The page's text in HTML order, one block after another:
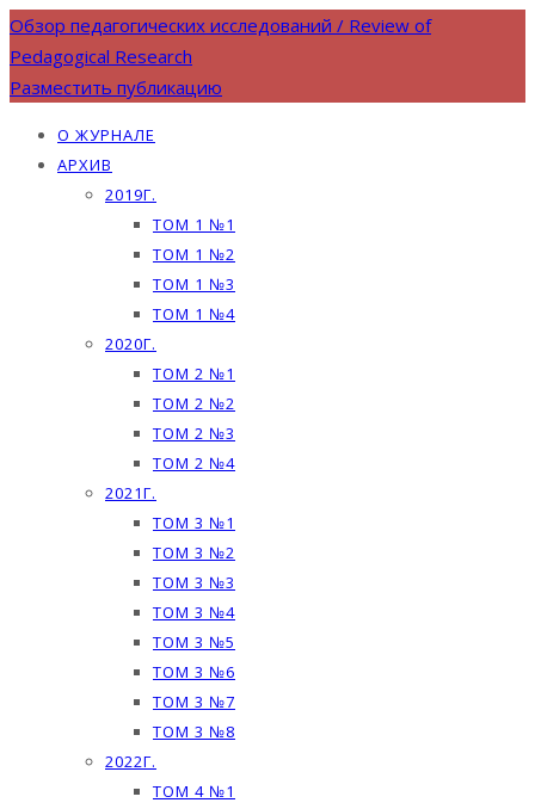
Обзор педагогических исследований / Review of
Pedagogical Research
Разместить публикацию
О ЖУРНАЛЕ
АРХИВ
2019Г.
ТОМ 1 №1
ТОМ 1 №2
ТОМ 1 №3
ТОМ 1 №4
2020Г.
ТОМ 2 №1
ТОМ 2 №2
ТОМ 2 №3
ТОМ 2 №4
2021Г.
ТОМ 3 №1
ТОМ 3 №2
ТОМ 3 №3
ТОМ 3 №4
ТОМ 3 №5
ТОМ 3 №6
ТОМ 3 №7
ТОМ 3 №8
2022Г.
ТОМ 4 №1